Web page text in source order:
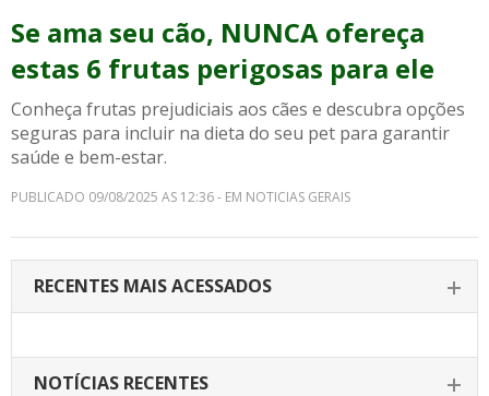
Se ama seu cão, NUNCA ofereça
estas 6 frutas perigosas para ele
Conheça frutas prejudiciais aos cães e descubra opções
seguras para incluir na dieta do seu pet para garantir
saúde e bem-estar.
PUBLICADO 09/08/2025 AS 12:36 - EM NOTICIAS GERAIS
RECENTES MAIS ACESSADOS
NOTÍCIAS RECENTES